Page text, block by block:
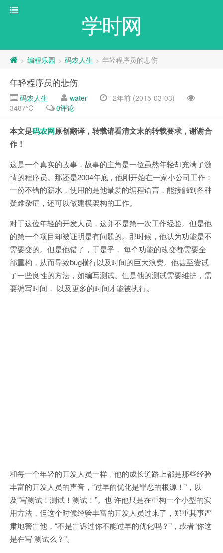
学时网
> 编程乐园 > 码农人生 > 年轻程序员的悲伤
年轻程序员的悲伤
码农人生 water
12年前 (2015-03-03)
3487℃
0评论
本文是码农网原创翻译，转载请看清文末的转载要求，谢谢合
作！
这是一个真实的故事，故事的主角是一位虽然年轻却充满了激
情的程序员。那还是2004年底，他刚开始在一家小公司工作：
一份不错的薪水，使用的是他最爱的编程语言，能接触到各种
疑难杂症，还可以做建模架构的工作。
对于这位年轻的开发人员，这并不是第一次工作经验。但是他
的第一个项目却被证明是有问题的。那时候，他认为功能是不
需要变的。但是他错了，于是乎， 每个功能的改变都需要全
部重构，从而导致bug横行以及时间的巨大浪费。他甚至尝试
了一些良性的方法，如编写测试。但是他的测试需要维护，需
要编写时间， 以及更多的时间才能被执行。
和每一个年轻的开发人员一样，他的成长道路上都是那些经验
丰富的开发人员的声音，“过早的优化是罪恶的根源！”，以
及“写测试！测试！测试！”。也 许他只是在重构一个小型的实
用方法，但这个时候经验丰富的开发人员过来了，郑重其事严
肃地警告他，“不是告诉过你不能过早的优化吗？”，或者“你这
是在写 测试么？”。